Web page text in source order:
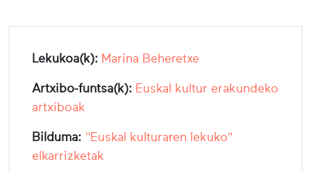
Lekukoa(k): Marina Beheretxe
Artxibo-funtsa(k): Euskal kultur erakundeko
artxiboak
Bilduma: "Euskal kulturaren lekuko"
elkarrizketak